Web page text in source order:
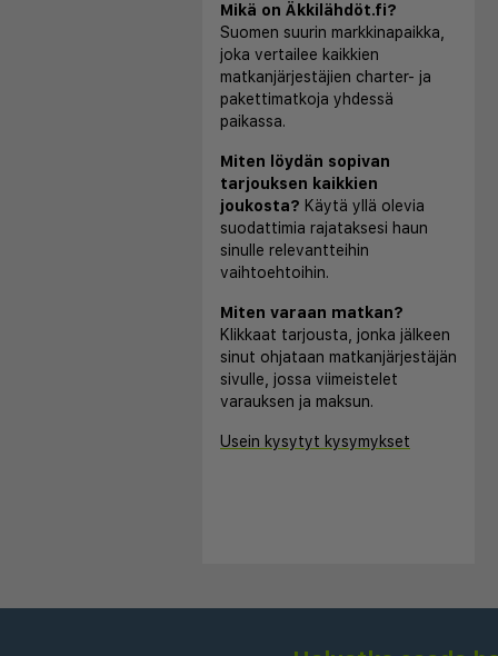
Mikä on Äkkilähdöt.fi?
Suomen suurin markkinapaikka,
joka vertailee kaikkien
matkanjärjestäjien charter- ja
pakettimatkoja yhdessä
paikassa.
Miten löydän sopivan
tarjouksen kaikkien
joukosta? Käytä yllä olevia
suodattimia rajataksesi haun
sinulle relevantteihin
vaihtoehtoihin.
Miten varaan matkan?
Klikkaat tarjousta, jonka jälkeen
sinut ohjataan matkanjärjestäjän
sivulle, jossa viimeistelet
varauksen ja maksun.
Usein kysytyt kysymykset